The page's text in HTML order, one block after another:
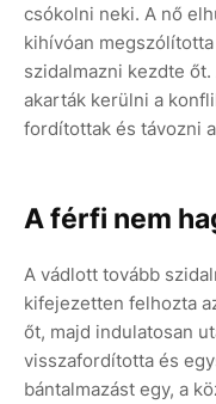
csókolni neki. A nő
kihívóan
szidalmazni kezdte
akarták kerülni a
fordítottak és távozni
A férfi nem
A vádlott tovább
kifejezetten felhozta
őt, majd indulatosan
visszafordította és
bántalmazást egy, a